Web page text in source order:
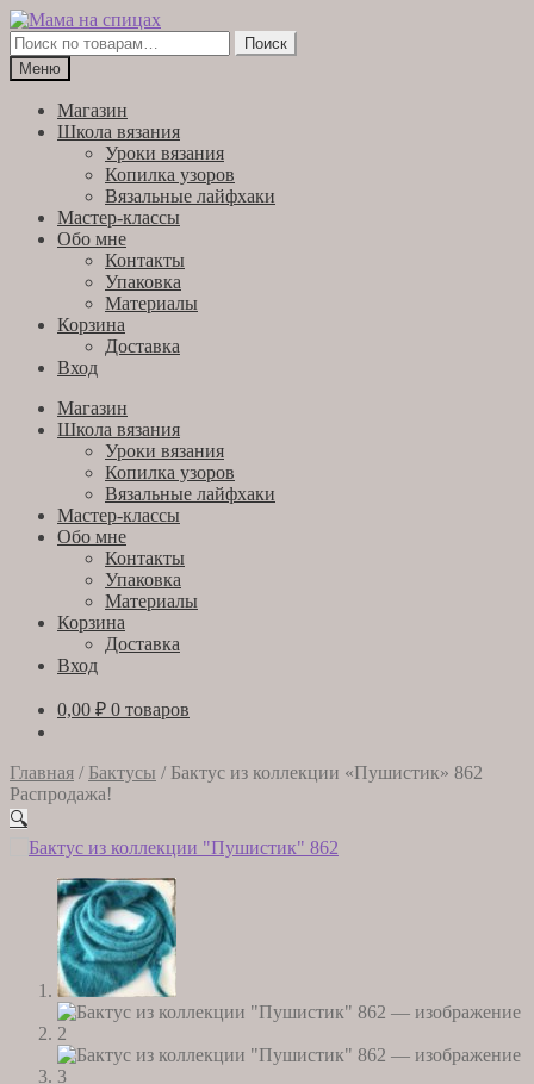
Перейти
к
навигации
Перейти
к
содержимому
Искать:
Поиск
Меню
Магазин
Школа вязания
Уроки вязания
Копилка узоров
Вязальные лайфхаки
Мастер-классы
Обо мне
Контакты
Упаковка
Материалы
Корзина
Доставка
Вход
Магазин
Школа вязания
Уроки вязания
Копилка узоров
Вязальные лайфхаки
Мастер-классы
Обо мне
Контакты
Упаковка
Материалы
Корзина
Доставка
Вход
0,00 ₽ 0 товаров
Главная / Бактусы / Бактус из коллекции «Пушистик» 862
Распродажа!
🔍